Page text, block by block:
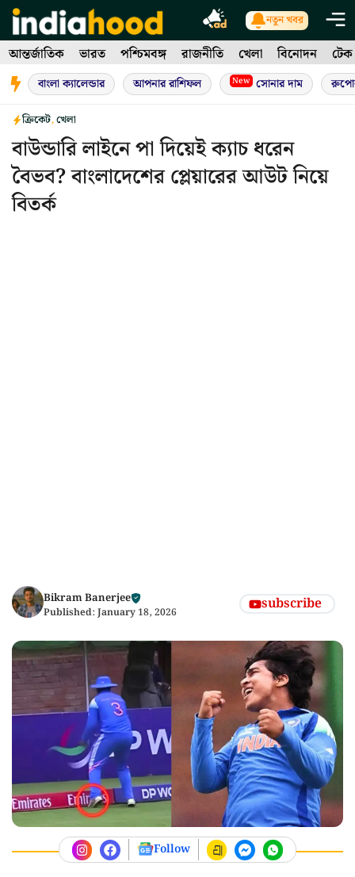
Skip
to
content
নতুন খবর
আন্তর্জাতিক ভারত পশ্চিমবঙ্গ রাজনীতি খেলা বিনোদন টেক
বাংলা ক্যালেন্ডার আপনার রাশিফল New সোনার দাম
ক্রিকেট,খেলা
বাউন্ডারি লাইনে পা দিয়েই ক্যাচ ধরেন
বৈভব? বাংলাদেশের প্লেয়ারের আউট নিয়ে
বিতর্ক
Bikram Banerjee
Published: January 18, 2026 subscribe
Follow